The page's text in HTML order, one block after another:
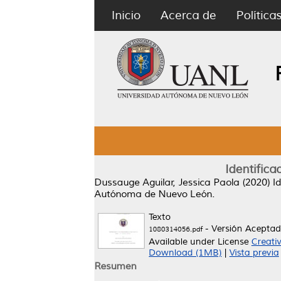
Inicio Acerca de Políticas
Dussauge Aguilar, Jessica Paola (2020)
Autónoma de Nuevo León.
Texto
1080314056.pdf- Versión
Available under License
Download (1MB)
Vista previa
Resumen